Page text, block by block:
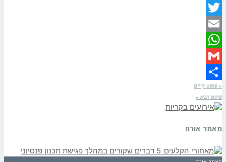
Facebook
Twitter
Email
WhatsApp
Gmail
Share
« פוסט קודם
פוסט הבא »
מאמר אורח